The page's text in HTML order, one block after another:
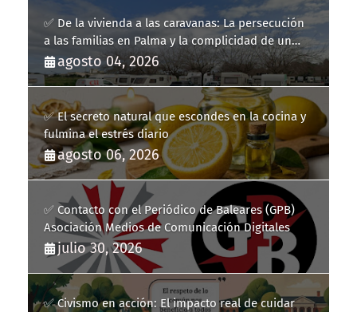
✅ De la vivienda a las caravanas: La persecución
a las familias en Palma y la complicidad de un
fracaso heredado
agosto 04, 2026
✅ El secreto natural que escondes en la cocina y
fulmina el estrés diario
agosto 06, 2026
✅ Contacto con el Periódico de Baleares (GPB)
Asociación Medios de Comunicación Digitales
julio 30, 2026
✅ Civismo en acción: El impacto real de cuidar